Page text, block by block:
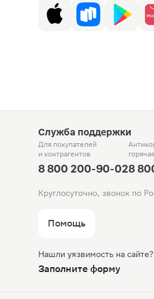
Служба поддержки
Для покупателей
и контрагентов
8 800 200-90-028
Круглосуточно, звонок по
Помощь
Нашли уязвимость на сайте?
Заполните форму